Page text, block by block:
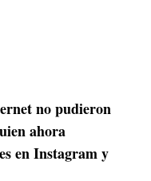
no pudieron
ahora
en Instagram y